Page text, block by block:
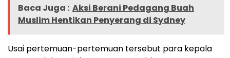
Baca Juga : Aksi Berani Pedagang Buah
Muslim Hentikan Penyerang di Sydney
Usai pertemuan-pertemuan tersebut para kepala